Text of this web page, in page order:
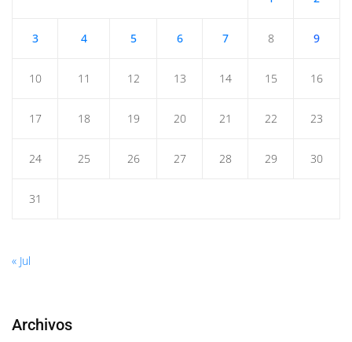
3 4 5 6 7 8 9
10 11 12 13 14 15 16
17 18 19 20 21 22 23
24 25 26 27 28 29 30
31
« Jul
Archivos